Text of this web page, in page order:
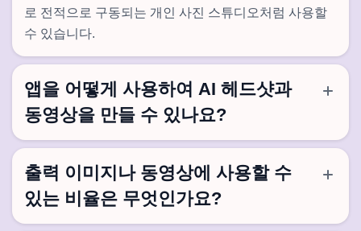
로 전적으로 구동되는 개인 사진 스튜디오처럼 사용할
수 있습니다.
앱을 어떻게 사용하여 AI 헤드샷과
동영상을 만들 수 있나요?
출력 이미지나 동영상에 사용할 수
있는 비율은 무엇인가요?